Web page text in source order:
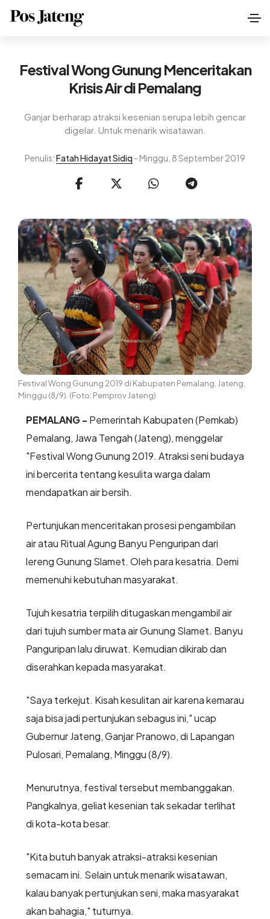
Festival Wong Gunung Menceritakan
Krisis Air di Pemalang
Ganjar berharap atraksi kesenian serupa lebih gencar
digelar. Untuk menarik wisatawan.
Penulis:Fatah Hidayat Sidiq - Minggu, 8 September 2019
Festival Wong Gunung 2019 di Kabupaten Pemalang, Jateng,
Minggu (8/9). (Foto: Pemprov Jateng)
PEMALANG - Pemerintah Kabupaten (Pemkab)
Pemalang, Jawa Tengah (Jateng), menggelar
"Festival Wong Gunung 2019. Atraksi seni budaya
ini bercerita tentang kesulita warga dalam
mendapatkan air bersih.
Pertunjukan menceritakan prosesi pengambilan
air atau Ritual Agung Banyu Penguripan dari
lereng Gunung Slamet. Oleh para kesatria. Demi
memenuhi kebutuhan masyarakat.
Tujuh kesatria terpilih ditugaskan mengambil air
dari tujuh sumber mata air Gunung Slamet. Banyu
Panguripan lalu diruwat. Kemudian dikirab dan
diserahkan kepada masyarakat.
"Saya terkejut. Kisah kesulitan air karena kemarau
saja bisa jadi pertunjukan sebagus ini," ucap
Gubernur Jateng, Ganjar Pranowo, di Lapangan
Pulosari, Pemalang, Minggu (8/9).
Menurutnya, festival tersebut membanggakan.
Pangkalnya, geliat kesenian tak sekadar terlihat
di kota-kota besar.
"Kita butuh banyak atraksi-atraksi kesenian
semacam ini. Selain untuk menarik wisatawan,
kalau banyak pertunjukan seni, maka masyarakat
akan bahagia," tuturnya.